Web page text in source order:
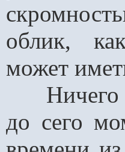
облик,
может
Ничего
до сего